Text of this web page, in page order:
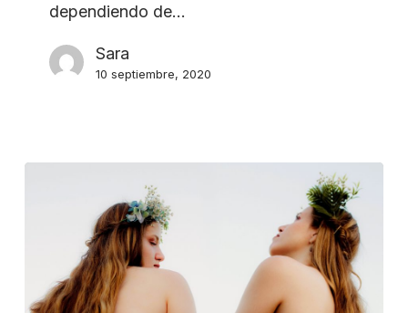
dependiendo de…
Sara
10 septiembre, 2020